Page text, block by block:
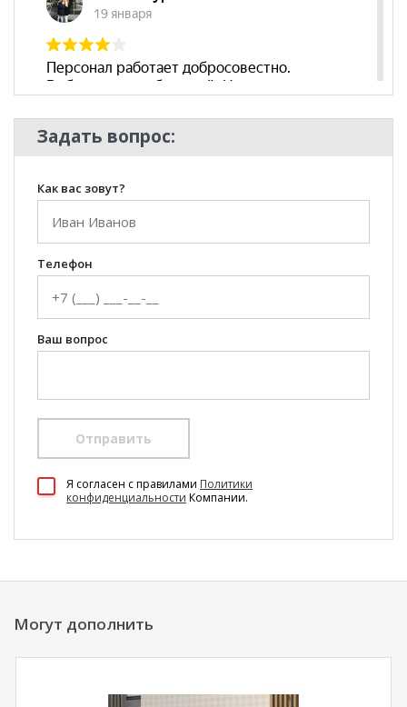
Задать вопрос:
Как вас зовут?
Телефон
Ваш вопрос
Отправить
Я согласен c правилами Политики
конфиденциальности Компании.
Могут дополнить